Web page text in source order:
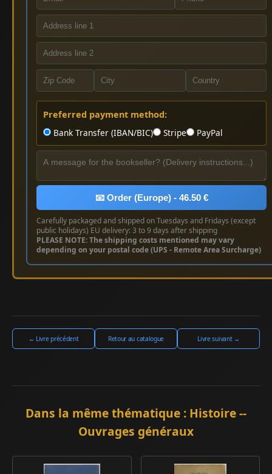
Preferred payment method:
Bank Transfer (IBAN/BIC)
Stripe PayPal
📧 Order (Europe) - 46.50 €
Carefully packaged and shipped on Tuesdays and Fridays (except
public holidays) EU delivery: 3 to 9 days after shipping
PLEASE NOTE: The shipping costs mentioned may vary
depending on your postal code (UPS - Remote Area Surcharge)
← Livre précédent Retour au catalogue Livre suivant →
Dans la même thématique : Histoire --
Ouvrages généraux